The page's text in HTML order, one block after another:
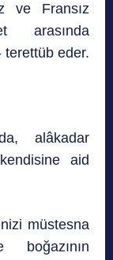
ve Fransız
arasında
terettüb eder.
alâkadar
aid
müstesna